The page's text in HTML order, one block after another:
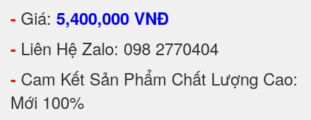
- Giá: 5,400,000 VNĐ
- Liên Hệ Zalo: 098 2770404
- Cam Kết Sản Phẩm Chất Lượng Cao:
Mới 100%